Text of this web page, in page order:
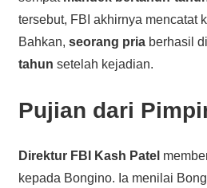
tersebut, FBI akhirnya mencatat
Bahkan, seorang priaberhasil
tahun setelah kejadian.
Pujian dari
Direktur FBI Kash Patel
kepada Bongino. Ia menilai